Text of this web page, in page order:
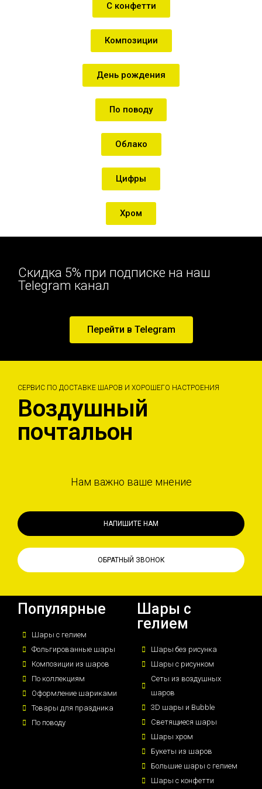
С конфетти
Композиции
День рождения
По поводу
Облако
Цифры
Хром
Скидка 5% при подписке на наш
Telegram канал
Перейти в Telegram
СЕРВИС ПО ДОСТАВКЕ ШАРОВ И ХОРОШЕГО НАСТРОЕНИЯ
Воздушный
почтальон
Нам важно ваше мнение
НАПИШИТЕ НАМ
ОБРАТНЫЙ ЗВОНОК
Популярные
Шары с гелием
Фольгированные шары
Композиции из шаров
По коллекциям
Оформление шариками
Товары для праздника
По поводу
Шары с
гелием
Шары без рисунка
Шары с рисунком
Сеты из воздушных
шаров
3D шары и Bubble
Светящиеся шары
Шары хром
Букеты из шаров
Большие шары с гелием
Шары с конфетти